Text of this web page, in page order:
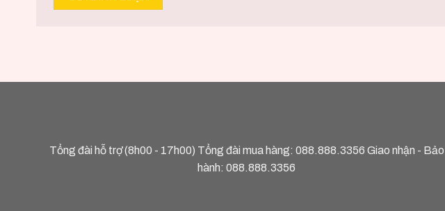
Tổng đài hỗ trợ (8h00 - 17h00) Tổng đài mua hàng: 088.888.3356 Giao nhận - Bảo
hành: 088.888.3356